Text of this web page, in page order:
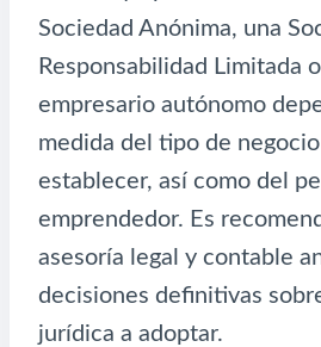
Sociedad Anónima, una
Responsabilidad Limitada
empresario autónomo
medida del tipo de
establecer, así como del
emprendedor. Es
asesoría legal y contable
decisiones definitivas
jurídica a adoptar.